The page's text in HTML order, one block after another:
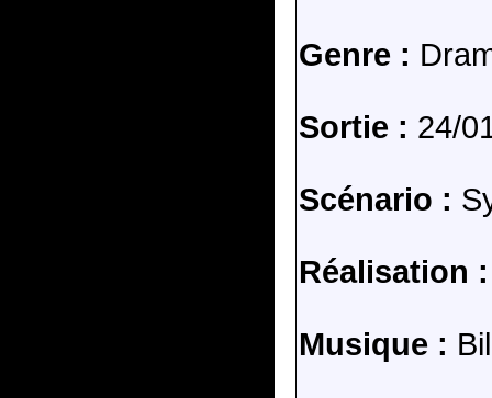
Genre :
Sortie : 24/
Scénario :
Réalisation :
Musique :